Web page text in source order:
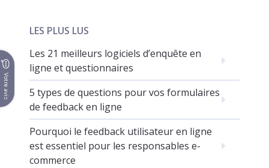
LES PLUS LUS
Les 21 meilleurs logiciels d’enquête en
ligne et questionnaires
5 types de questions pour vos formulaires
de feedback en ligne
Pourquoi le feedback utilisateur en ligne
est essentiel pour les responsables e-
commerce
Votre avis